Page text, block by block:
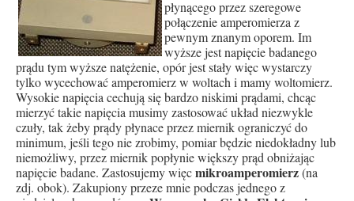
płynącego przez szeregowe
połączenie amperomierza z
pewnym znanym oporem. Im
wyższe jest napięcie badanego
prądu tym wyższe natężenie, opór jest stały więc wystarczy
tylko wycechować amperomierz w woltach i mamy woltomierz.
Wysokie napięcia cechują się bardzo niskimi prądami, chcąc
mierzyć takie napięcia musimy zastosować układ niezwykle
czuły, tak żeby prądy płynace przez miernik ograniczyć do
minimum, jeśli tego nie zrobimy, pomiar będzie niedokładny lub
niemożliwy, przez miernik popłynie większy prąd obniżając
napięcie badane. Zastosujemy więcmikroamperomierz(na
zdj. obok). Zakupiony przeze mnie podczas jednego z